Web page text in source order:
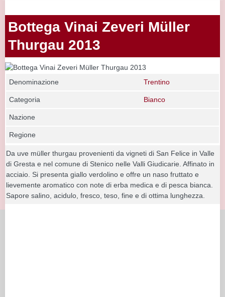
Bottega Vinai Zeveri Müller
Thurgau 2013
Denominazione Trentino
Categoria Bianco
Nazione
Regione
Da uve müller thurgau provenienti da vigneti di San Felice in Valle
di Gresta e nel comune di Stenico nelle Valli Giudicarie. Affinato in
acciaio. Si presenta giallo verdolino e offre un naso fruttato e
lievemente aromatico con note di erba medica e di pesca bianca.
Sapore salino, acidulo, fresco, teso, fine e di ottima lunghezza.